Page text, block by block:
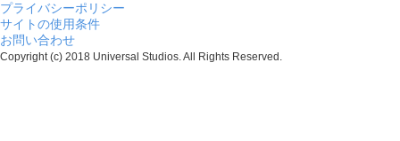
プライバシーポリシー
サイトの使用条件
お問い合わせ
Copyright (c) 2018 Universal Studios. All Rights Reserved.